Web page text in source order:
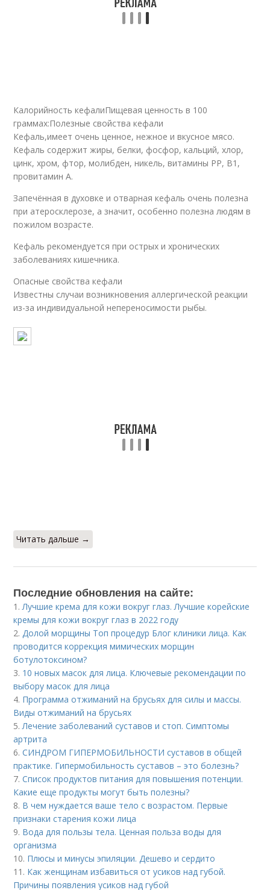
Калорийность кефалиПищевая ценность в 100
граммах:Полезные свойства кефали
Кефаль,имеет очень ценное, нежное и вкусное мясо.
Кефаль содержит жиры, белки, фосфор, кальций, хлор,
цинк, хром, фтор, молибден, никель, витамины РР, В1,
провитамин А.
Запечённая в духовке и отварная кефаль очень полезна
при атеросклерозе, а значит, особенно полезна людям в
пожилом возрасте.
Кефаль рекомендуется при острых и хронических
заболеваниях кишечника.
Опасные свойства кефали
Известны случаи возникновения аллергической реакции
из-за индивидуальной непереносимости рыбы.
Читать дальше →
Последние обновления на сайте:
1.Лучшие крема для кожи вокруг глаз. Лучшие корейские
кремы для кожи вокруг глаз в 2022 году
2.Долой морщины Топ процедур Блог клиники лица. Как
проводится коррекция мимических морщин
ботулотоксином?
3. 10 новых масок для лица. Ключевые рекомендации по
выбору масок для лица
4. Программа отжиманий на брусьях для силы и массы.
Виды отжиманий на брусьях
5.Лечение заболеваний суставов и стоп. Симптомы
артрита
6.СИНДРОМ ГИПЕРМОБИЛЬНОСТИ суставов в общей
практике. Гипермобильность суставов – это болезнь?
7.Список продуктов питания для повышения потенции.
Какие еще продукты могут быть полезны?
8. В чем нуждается ваше тело с возрастом. Первые
признаки старения кожи лица
9. Вода для пользы тела. Ценная польза воды для
организма
10. Плюсы и минусы эпиляции. Дешево и сердито
11. Как женщинам избавиться от усиков над губой.
Причины появления усиков над губой